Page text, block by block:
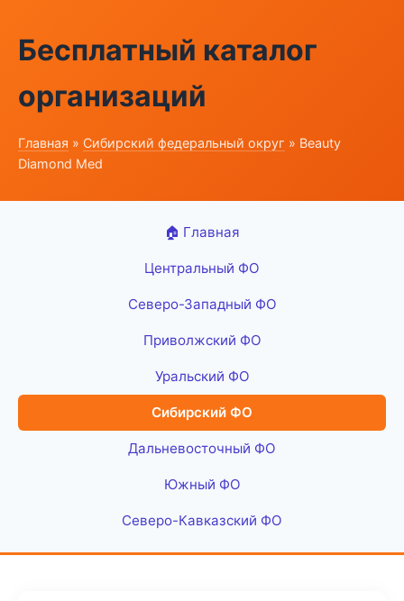
Бесплатный каталог
организаций
Главная » Сибирский федеральный округ » Beauty
Diamond Med
🏠 Главная
Центральный ФО
Северо-Западный ФО
Приволжский ФО
Уральский ФО
Сибирский ФО
Дальневосточный ФО
Южный ФО
Северо-Кавказский ФО